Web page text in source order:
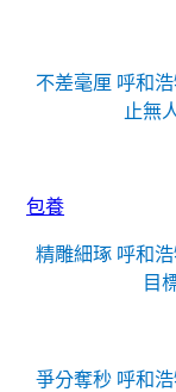
不差毫厘 呼和
止無
包養
精雕細琢 呼和
目
爭分奪秒 呼和